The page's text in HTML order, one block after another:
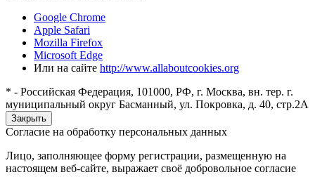
Google Chrome
Apple Safari
Mozilla Firefox
Microsoft Edge
Или на сайте http://www.allaboutcookies.org
* - Российская Федерация, 101000, РФ, г. Москва, вн. тер. г.
муниципальный округ Басманный, ул. Покровка, д. 40, стр.2А
Закрыть
Согласие на обработку персональных данных
Лицо, заполняющее форму регистрации, размещенную на
настоящем веб-сайте, выражает своё добровольное согласие